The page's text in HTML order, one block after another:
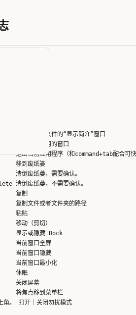
示选中的文件的“显示简介”窗口
闭当前应用的窗口
当前应用程序（和command+tab配合可快速
移到废纸篓
清倒废纸蒌，需要确认。
清倒废纸蒌，不需要确认。
复制
复制文件或者文件夹的路径
粘贴
移动（剪切）
显示或隐藏 Dock
当前窗口全屏
当前窗口隐藏
当前窗口最小化
休眠
关闭屏幕
焦点移到菜单栏